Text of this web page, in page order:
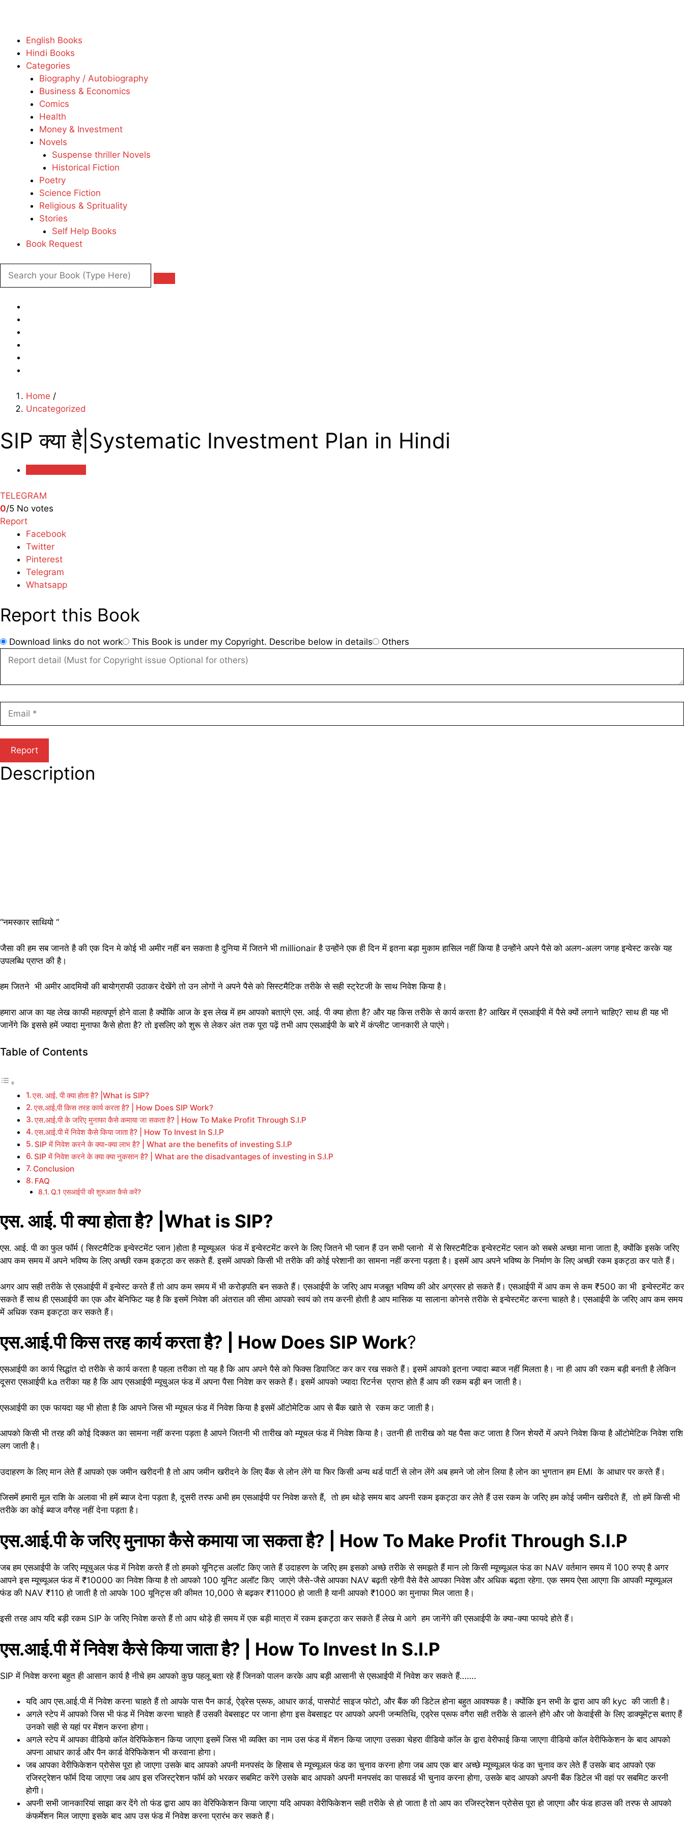
English Books
Hindi Books
Categories
Biography / Autobiography
Business & Economics
Comics
Health
Money & Investment
Novels
Suspense thriller Novels
Historical Fiction
Poetry
Science Fiction
Religious & Sprituality
Stories
Self Help Books
Book Request
Home /
Uncategorized
SIP क्या है|Systematic Investment Plan in Hindi
TELEGRAM
0/5 No votes
Report
Facebook
Twitter
Pinterest
Telegram
Whatsapp
Report this Book
Download links do not work This Book is under my Copyright. Describe below in details Others
Description
“नमस्कार साथियो “
जैसा की हम सब जानते है की एक दिन मे कोई भी अमीर नहीं बन सकता है दुनिया में जितने भी millionair है उन्होंने एक ही दिन में इतना बड़ा मुकाम हासिल नहीं किया है उन्होंने अपने पैसे को अलग-अलग जगह इन्वेस्ट करके यह
उपलब्धि प्राप्त की है।
हम जितने भी अमीर आदमियों की बायोग्राफी उठाकर देखेंगे तो उन लोगों ने अपने पैसे को सिस्टमैटिक तरीके से सही स्ट्रेटजी के साथ निवेश किया है।
हमारा आज का यह लेख काफी महत्वपूर्ण होने वाला है क्योंकि आज के इस लेख में हम आपको बताएंगे एस. आई. पी क्या होता है? और यह किस तरीके से कार्य करता है? आखिर में एसआईपी में पैसे क्यों लगाने चाहिए? साथ ही यह भी
जानेंगे कि इससे हमें ज्यादा मुनाफा कैसे होता है? तो इसलिए को शुरू से लेकर अंत तक पूरा पढ़ें तभी आप एसआईपी के बारे में कंप्लीट जानकारी ले पाएंगे।
Table of Contents
एस. आई. पी क्या होता है? |What is SIP?
एस.आई.पी किस तरह कार्य करता है? | How Does SIP Work?
एस.आई.पी के जरिए मुनाफा कैसे कमाया जा सकता है? | How To Make Profit Through S.I.P
एस.आई.पी में निवेश कैसे किया जाता है? | How To Invest In S.I.P
SIP में निवेश करने के क्या-क्या लाभ है? | What are the benefits of investing S.I.P
SIP में निवेश करने के क्या क्या नुकसान है? | What are the disadvantages of investing in S.I.P
Conclusion
FAQ
Q.1 एसआईपी की शुरुआत कैसे करें?
एस. आई. पी क्या होता है? |What is SIP?
एस. आई. पी का फुल फॉर्म ( सिस्टमैटिक इन्वेस्टमेंट प्लान )होता है म्यूच्यूअल फंड में इन्वेस्टमेंट करने के लिए जितने भी प्लान हैं उन सभी प्लानो में से सिस्टमैटिक इन्वेस्टमेंट प्लान को सबसे अच्छा माना जाता है, क्योंकि इसके जरिए
आप कम समय में अपने भविष्य के लिए अच्छी रकम इकट्ठा कर सकते हैं. इसमें आपको किसी भी तरीके की कोई परेशानी का सामना नहीं करना पड़ता है। इसमें आप अपने भविष्य के निर्माण के लिए अच्छी रकम इकट्ठा कर पाते हैं।
अगर आप सही तरीके से एसआईपी में इन्वेस्ट करते हैं तो आप कम समय में भी करोड़पति बन सकते हैं। एसआईपी के जरिए आप मजबूत भविष्य की ओर अग्रसर हो सकते हैं। एसआईपी में आप कम से कम ₹500 का भी इन्वेस्टमेंट कर
सकते हैं साथ ही एसआईपी का एक और बेनिफिट यह है कि इसमें निवेश की अंतराल की सीमा आपको स्वयं को तय करनी होती है आप मासिक या सालाना कोनसे तरीके से इन्वेस्टमेंट करना चाहते है। एसआईपी के जरिए आप कम समय
में अधिक रकम इकट्ठा कर सकते हैं।
एस.आई.पी किस तरह कार्य करता है? | How Does SIP Work?
एसआईपी का कार्य सिद्धांत दो तरीके से कार्य करता है पहला तरीका तो यह है कि आप अपने पैसे को फिक्स डिपाजिट कर कर रख सकते हैं। इसमें आपको इतना ज्यादा ब्याज नहीं मिलता है। ना ही आप की रकम बड़ी बनती है लेकिन
दूसरा एसआईपी ka तरीका यह है कि आप एसआईपी म्यूचुअल फंड में अपना पैसा निवेश कर सकते हैं। इसमें आपको ज्यादा रिटर्नस प्राप्त होते हैं आप की रकम बड़ी बन जाती है।
एसआईपी का एक फायदा यह भी होता है कि आपने जिस भी म्यूचल फंड में निवेश किया है इसमें ऑटोमेटिक आप से बैंक खाते से रकम कट जाती है।
आपको किसी भी तरह की कोई दिक्कत का सामना नहीं करना पड़ता है आपने जितनी भी तारीख को म्यूचल फंड में निवेश किया है। उतनी ही तारीख को यह पैसा कट जाता है जिन शेयरों में अपने निवेश किया है ऑटोमेटिक निवेश राशि
लग जाती है।
उदाहरण के लिए मान लेते हैं आपको एक जमीन खरीदनी है तो आप जमीन खरीदने के लिए बैंक से लोन लेंगे या फिर किसी अन्य थर्ड पार्टी से लोन लेंगे अब हमने जो लोन लिया है लोन का भुगतान हम EMI के आधार पर करते हैं।
जिसमें हमारी मूल राशि के अलावा भी हमें ब्याज देना पड़ता है, दूसरी तरफ अभी हम एसआईपी पर निवेश करते हैं, तो हम थोड़े समय बाद अपनी रकम इकट्ठा कर लेते हैं उस रकम के जरिए हम कोई जमीन खरीदते हैं, तो हमें किसी भी
तरीके का कोई ब्याज वगैरह नहीं देना पड़ता है।
एस.आई.पी के जरिए मुनाफा कैसे कमाया जा सकता है? | How To Make Profit Through S.I.P
जब हम एसआईपी के जरिए म्यूचुअल फंड में निवेश करते हैं तो हमको यूनिट्स अलॉट किए जाते हैं उदाहरण के जरिए हम इसको अच्छे तरीके से समझते हैं मान लो किसी म्यूच्यूअल फंड का NAV वर्तमान समय में 100 रुपए है अगर
आपने इस म्यूच्यूअल फंड में ₹10000 का निवेश किया है तो आपको 100 यूनिट अलॉट किए जाएंगे जैसे-जैसे आपका NAV बढ़ती रहेगी वैसे वैसे आपका निवेश और अधिक बढ़ता रहेगा. एक समय ऐसा आएगा कि आपकी म्यूच्यूअल
फंड की NAV ₹110 हो जाती है तो आपके 100 यूनिट्स की कीमत 10,000 से बढ़कर ₹11000 हो जाती है यानी आपको ₹1000 का मुनाफा मिल जाता है।
इसी तरह आप यदि बड़ी रकम SIP के जरिए निवेश करते हैं तो आप थोड़े ही समय में एक बड़ी मात्रा में रकम इकट्ठा कर सकते हैं लेख मे आगे हम जानेंगे की एसआईपी के क्या-क्या फायदे होते हैं।
एस.आई.पी में निवेश कैसे किया जाता है? | How To Invest In S.I.P
SIP में निवेश करना बहुत ही आसान कार्य है नीचे हम आपको कुछ पहलू बता रहे हैं जिनको पालन करके आप बड़ी आसानी से एसआईपी में निवेश कर सकते हैं…….
यदि आप एस.आई.पी में निवेश करना चाहते हैं तो आपके पास पैन कार्ड, ऐड्रेस प्रूफ, आधार कार्ड, पासपोर्ट साइज फोटो, और बैंक की डिटेल होना बहुत आवश्यक है। क्योंकि इन सभी के द्वारा आप की kyc की जाती है।
अगले स्टेप में आपको जिस भी फंड में निवेश करना चाहते हैं उसकी वेबसाइट पर जाना होगा इस वेबसाइट पर आपको अपनी जन्मतिथि, एड्रेस प्रूफ वगैरा सही तरीके से डालने होंगे और जो केवाईसी के लिए डाक्यूमेंट्स बताए हैं
उनको सही से यहां पर मेंशन करना होगा।
अगले स्टेप में आपका वीडियो कॉल वेरिफिकेशन किया जाएगा इसमें जिस भी व्यक्ति का नाम उस फंड में मेंशन किया जाएगा उसका चेहरा वीडियो कॉल के द्वारा वेरीफाई किया जाएगा वीडियो कॉल वेरीफिकेशन के बाद आपको
अपना आधार कार्ड और पैन कार्ड वेरिफिकेशन भी करवाना होगा।
जब आपका वेरीफिकेशन प्रोसेस पूरा हो जाएगा उसके बाद आपको अपनी मनपसंद के हिसाब से म्यूच्यूअल फंड का चुनाव करना होगा जब आप एक बार अच्छे म्यूच्यूअल फंड का चुनाव कर लेते हैं उसके बाद आपको एक
रजिस्ट्रेशन फॉर्म दिया जाएगा जब आप इस रजिस्ट्रेशन फॉर्म को भरकर सबमिट करेंगे उसके बाद आपको अपनी मनपसंद का पासवर्ड भी चुनाव करना होगा, उसके बाद आपको अपनी बैंक डिटेल भी वहां पर सबमिट करनी
होगी।
अपनी सभी जानकारियां साझा कर देंगे तो फंड द्वारा आप का वेरिफिकेशन किया जाएगा यदि आपका वेरीफिकेशन सही तरीके से हो जाता है तो आप का रजिस्ट्रेशन प्रोसेस पूरा हो जाएगा और फंड हाउस की तरफ से आपको
कंफर्मेशन मिल जाएगा इसके बाद आप उस फंड में निवेश करना प्रारंभ कर सकते हैं।